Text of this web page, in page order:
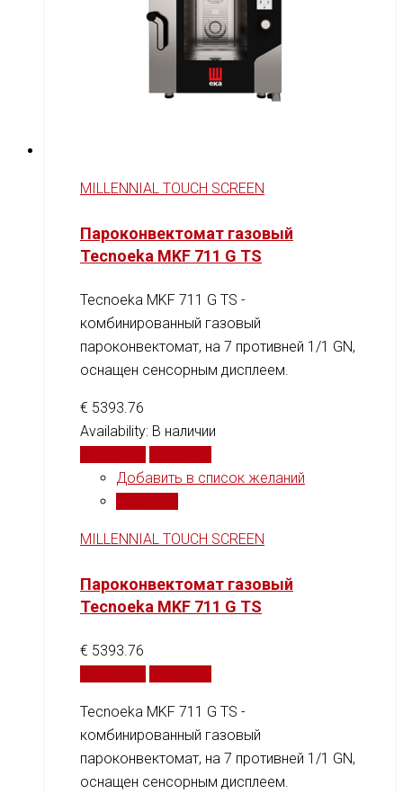
MILLENNIAL TOUCH SCREEN
Пароконвектомат газовый
Tecnoeka MKF 711 G TS
Tecnoeka MKF 711 G TS -
комбинированный газовый
пароконвектомат, на 7 противней 1/1 GN,
оснащен сенсорным дисплеем.
€ 5393.76
Availability: В наличии
Добавить в список желаний
MILLENNIAL TOUCH SCREEN
Пароконвектомат газовый
Tecnoeka MKF 711 G TS
€ 5393.76
Tecnoeka MKF 711 G TS -
комбинированный газовый
пароконвектомат, на 7 противней 1/1 GN,
оснащен сенсорным дисплеем.